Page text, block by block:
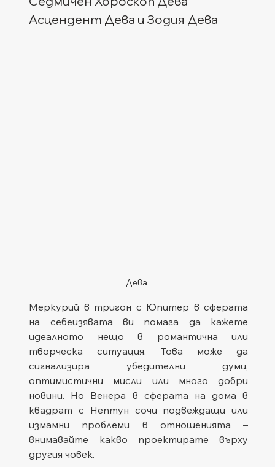
Асцендент Дева и Зодия Дева
Дева
Меркурий в тригон с Юпитер в сферата
на себеизявата ви помага да кажете
идеалното нещо в романтична или
творческа ситуация. Това може да
сигнализира убедителни думи,
оптимистични мисли или много добри
новини. Но Венера в сферата на дома в
квадрат с Нептун сочи подвеждащи или
измамни проблеми в отношенията –
внимавайте какво проектирате върху
другия човек.